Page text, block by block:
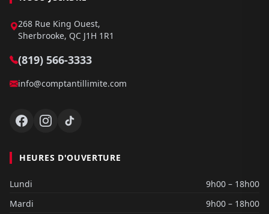
268 Rue King Ouest,
Sherbrooke, QC J1H 1R1
(819) 566-3333
info@comptantillimite.com
HEURES D'OUVERTURE
Lundi
9h00 – 18h00
Mardi
9h00 – 18h00